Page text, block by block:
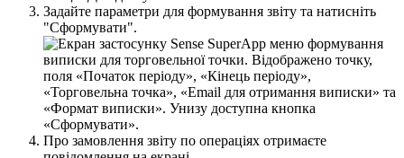
Задайте параметри для формування звіту та натисніть
"Сформувати".
Про замовлення звіту по операціях отримаєте